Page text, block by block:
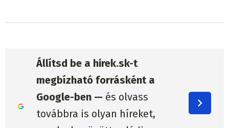
Állítsd be a hirek.sk-t
megbízható forrásként a
Google-ben — és olvass
továbbra is olyan híreket,